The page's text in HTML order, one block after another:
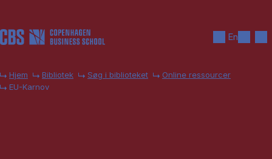
En
Hjem Bibliotek Søg i biblioteket
Online ressourcer
EU-Karnov